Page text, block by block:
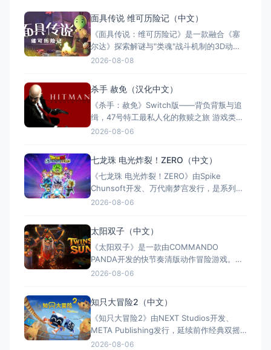
面具传说 维可历险记（中文）
《面具传说：维可历险记》是一款融合《塞
尔达》探索解谜与"类魂"战斗机制的3D动作
冒险游戏。玩家扮演冒险家维可，在奇幻世
程，Switch版售价$21.99。Steam玩家评
测"多半好评"，好评率85%，以创意谜题与扎
实的打击
2026-08-08
杀手 赦免（汉化中文）
《杀手：赦免》Switch版——背负背叛与追
缉，47号特工最私人化的救赎之旅 游戏类
型：动作冒险类（第三人称潜行暗杀 × 动作
称：杀手：赦免（官方繁体中文定名） 美国
名称：Hitman: Absoluti
2026-08-06
七龙珠 电光炸裂！ZERO（中文）
《七龙珠 电光炸裂！ZERO》由Spike
Chunsoft开发、万代南梦宫发行，是系列暌
违17年的正统续作。Switch及Switch 2双平
的高速3D格斗为核心，支持体感操控与全区
中文，融合故事、竞技与创作多种模式。
2026-08-06
太阳双子（中文）
《太阳双子》是一款由COMMANDO
PANDA开发的快节奏清版动作冒险游戏。双
胞胎兄弟为拯救被掳走的妹妹，踏上横跨荒
佳选择；25个手工关卡、史诗头目战与即时
强化系统带来丰富体验。全区中文支持，容
量仅1GB，Switch/S
2026-08-06
知只大冒险2（中文）
《知只大冒险2》由NEXT Studios开发、
META Publishing发行，延续前作经典双摇
杆控制双腿的玩法，首次支持最多4人联机合
2026-08-06